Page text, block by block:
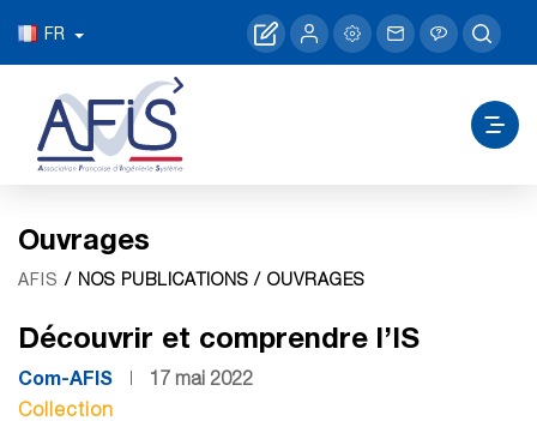
FR
Ouvrages
AFIS / NOS PUBLICATIONS / OUVRAGES
Découvrir et comprendre l’IS
Com-AFIS
17 mai 2022
Collection